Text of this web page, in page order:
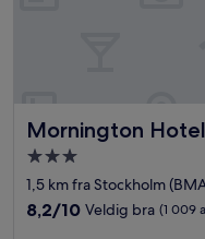
Mornington
Mornington Hotel
Overnattingssted
med
3.0
stjerner
1,5 km fra Stockholm
8.2
8,2/10 Veldig bra (1 009